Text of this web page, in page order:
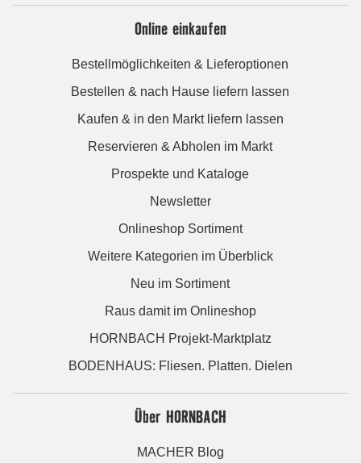
Online einkaufen
Bestellmöglichkeiten & Lieferoptionen
Bestellen & nach Hause liefern lassen
Kaufen & in den Markt liefern lassen
Reservieren & Abholen im Markt
Prospekte und Kataloge
Newsletter
Onlineshop Sortiment
Weitere Kategorien im Überblick
Neu im Sortiment
Raus damit im Onlineshop
HORNBACH Projekt-Marktplatz
BODENHAUS: Fliesen. Platten. Dielen
Über HORNBACH
MACHER Blog